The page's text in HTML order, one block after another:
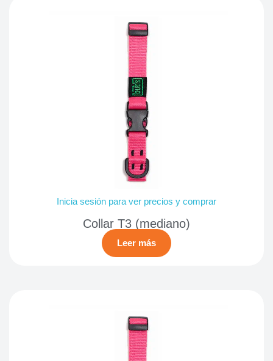
Inicia sesión para ver precios y comprar
Collar T3 (mediano)
Leer más